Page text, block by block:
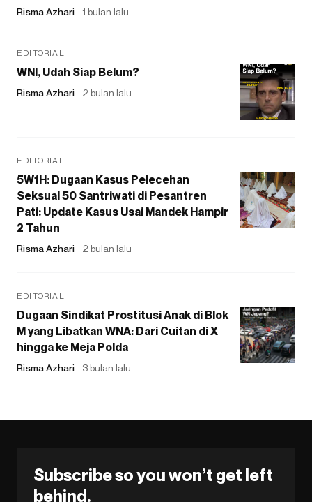
Risma Azhari 1 bulan lalu
EDITORIAL
WNI, Udah Siap Belum?
Risma Azhari 2 bulan lalu
EDITORIAL
5W1H: Dugaan Kasus Pelecehan
Seksual 50 Santriwati di Pesantren
Pati: Update Kasus Usai Mandek Hampir
2 Tahun
Risma Azhari 2 bulan lalu
EDITORIAL
Dugaan Sindikat Prostitusi Anak di Blok
M yang Libatkan WNA: Dari Cuitan di X
hingga ke Meja Polda
Risma Azhari 3 bulan lalu
Subscribe so you won’t get left
behind.